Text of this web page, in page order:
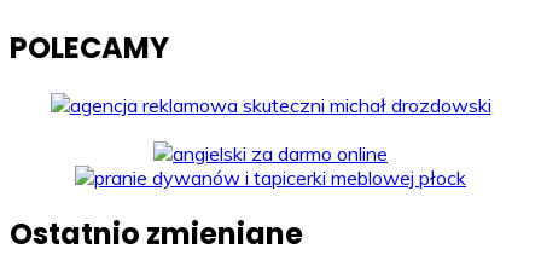
POLECAMY
Ostatnio zmieniane